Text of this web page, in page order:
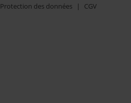
Protection des données | CGV